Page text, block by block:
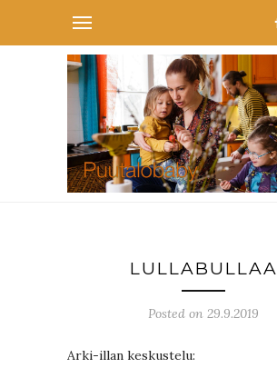
LULLABULLAA
Posted on 29.9.2019
Arki-illan keskustelu: